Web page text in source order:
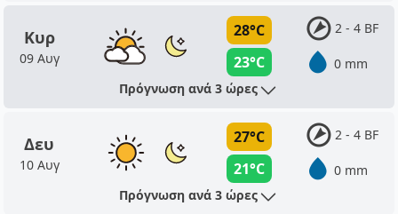
Κυρ
09 Αυγ
28°C
23°C
2 - 4 BF
0 mm
Πρόγνωση ανά 3 ώρες
Δευ
10 Αυγ
27°C
21°C
2 - 4 BF
0 mm
Πρόγνωση ανά 3 ώρες